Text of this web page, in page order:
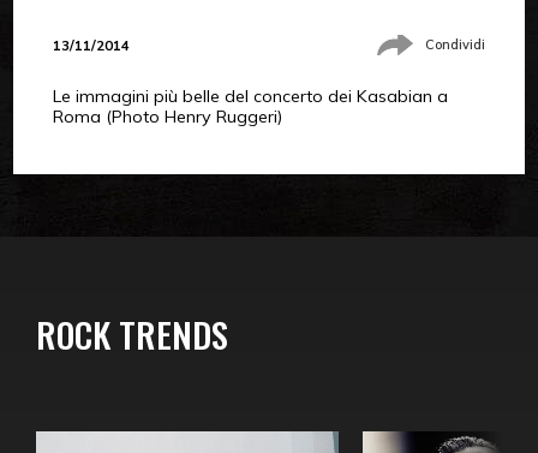
13/11/2014 Condividi
Le immagini più belle del concerto dei Kasabian a
Roma (Photo Henry Ruggeri)
ROCK TRENDS